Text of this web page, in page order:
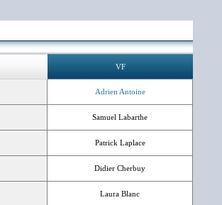
VF
Adrien Antoine
Samuel Labarthe
Patrick Laplace
Didier Cherbuy
Laura Blanc